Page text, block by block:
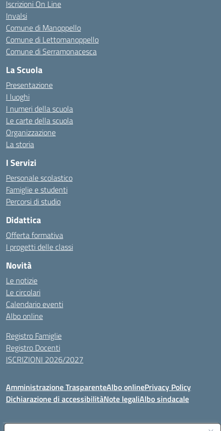
Iscrizioni On Line
Invalsi
Comune di Manoppello
Comune di Lettomanoppello
Comune di Serramonacesca
La Scuola
Presentazione
I luoghi
I numeri della scuola
Le carte della scuola
Organizzazione
La storia
I Servizi
Personale scolastico
Famiglie e studenti
Percorsi di studio
Didattica
Offerta formativa
I progetti delle classi
Novità
Le notizie
Le circolari
Calendario eventi
Albo online
Registro Famiglie
Registro Docenti
ISCRIZIONI 2026/2027
Amministrazione TrasparenteAlbo onlinePrivacy Policy
Dichiarazione di accessibilitàNote legaliAlbo sindacale